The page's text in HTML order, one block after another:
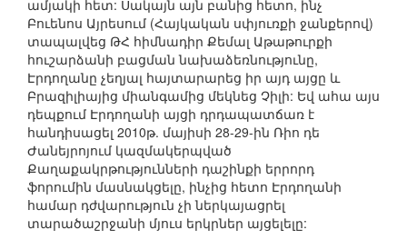
ամյակի հետ: Սակայն այն բանից հետո, ինչ
Բուենոս Այրեսում (Հայկական սփյուռքի ջանքերով)
տապալվեց ԹՀ հիմնադիր Քեմալ Աթաթուրքի
հուշարձանի բացման նախաձեռնությունը,
Էրդողանը չեղյալ հայտարարեց իր այդ այցը և
Բրազիլիայից միանգամից մեկնեց Չիլի: Եվ ահա այս
դեպքում Էրդողանի այցի դրդապատճառ է
հանդիսացել 2010թ. մայիսի 28-29-ին Ռիո դե
Ժանեյրոյում կազմակերպված
Քաղաքակրթությունների դաշինքի երրորդ
ֆորումին մասնակցելը, ինչից հետո Էրդողանի
համար դժվարություն չի ներկայացրել
տարածաշրջանի մյուս երկրներ այցելելը: